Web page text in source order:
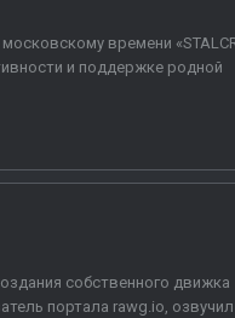
времени
и поддержке родной
собственного движка
портала rawg.io, озвучил